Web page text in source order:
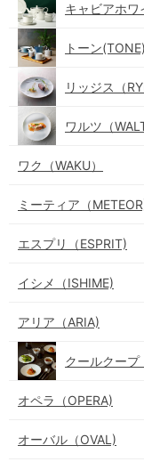
キャビアホワ
トーン(TONE)
リッジス（
ワルツ（
ワク（WAKU）
ミーティア（
エスプリ（ESPRIT)
イシメ（ISHIME)
アリア（ARIA)
クールクープ
オペラ（OPERA)
オーバル（OVAL)